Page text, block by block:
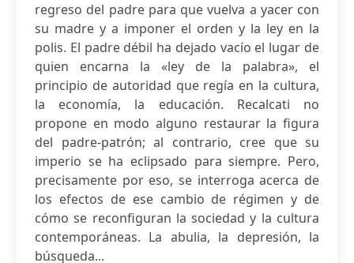
regreso del padre para que vuelva a yacer con
su madre y a imponer el orden y la ley en la
polis. El padre débil ha dejado vacío el lugar de
quien encarna la «ley de la palabra», el
principio de autoridad que regía en la cultura,
la economía, la educación. Recalcati no
propone en modo alguno restaurar la figura
del padre-patrón; al contrario, cree que su
imperio se ha eclipsado para siempre. Pero,
precisamente por eso, se interroga acerca de
los efectos de ese cambio de régimen y de
cómo se reconfiguran la sociedad y la cultura
contemporáneas. La abulia, la depresión, la
búsqueda...